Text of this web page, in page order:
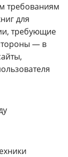
требованиям
для
требующие
— в